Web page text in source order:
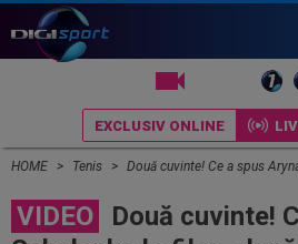
EXCLUSIV ONLINE
HOME Tenis Două cuvinte! Ce a spus Aryna Sabalenka la
VIDEO
Două cuvinte!